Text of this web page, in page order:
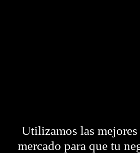
Utilizamos las
mercado para que tu